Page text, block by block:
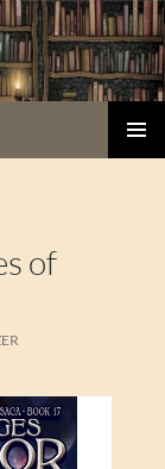
of